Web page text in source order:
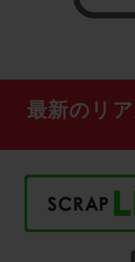
最新のリ